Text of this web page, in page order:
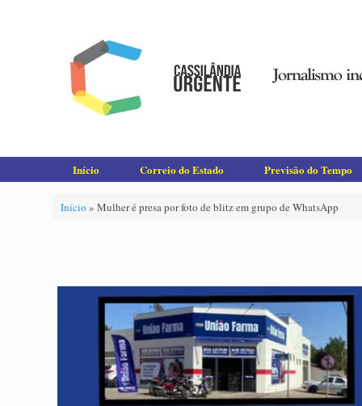
Início Correio do Estado Previsão do Tempo
Início » Mulher é presa por foto de blitz em grupo de WhatsApp